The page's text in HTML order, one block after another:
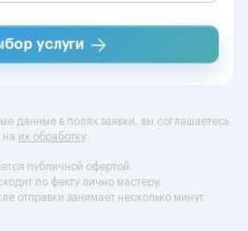
услуги
данные в полях заявки, вы соглашаетесь
на их обработку.
публичной офертой.
по факту лично мастеру.
отправки занимает несколько минут.